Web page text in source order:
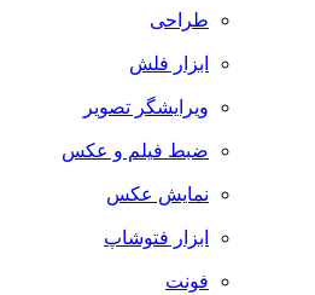
طراحی
ابزار فلش
ویرایشگر تصویر
ضبط فيلم و عكس
نمایش عکس
ابزار فتوشاپ
فونت